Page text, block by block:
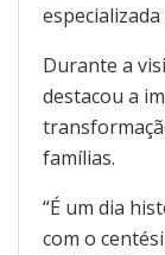
Durante a
destacou a
famílias.
“É um dia
com o